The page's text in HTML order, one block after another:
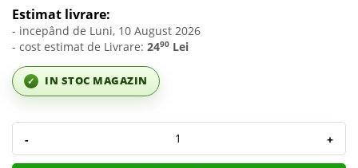
✓ IN STOC MAGAZIN
Estimat livrare:
- incepând de Luni, 10 August 2026
- cost estimat de Livrare: 2490 Lei
- +